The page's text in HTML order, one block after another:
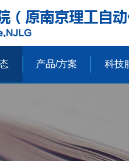
产品/方案 科技